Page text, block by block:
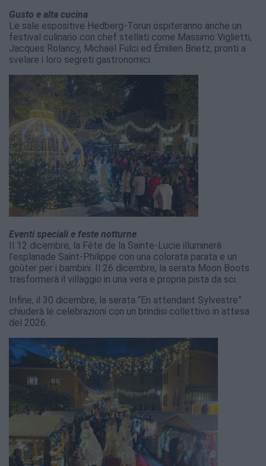
Gusto e alta cucina
Le sale espositive Hedberg-Torun ospiteranno anche un
festival culinario con chef stellati come Massimo Viglietti,
Jacques Rolancy, Michaël Fulci ed Émilien Brietz, pronti a
svelare i loro segreti gastronomici.
Eventi speciali e feste notturne
Il 12 dicembre, la Fête de la Sainte-Lucie illuminerà
l’esplanade Saint-Philippe con una colorata parata e un
goûter per i bambini. Il 26 dicembre, la serata Moon Boots
trasformerà il villaggio in una vera e propria pista da sci.
Infine, il 30 dicembre, la serata “En attendant Sylvestre”
chiuderà le celebrazioni con un brindisi collettivo in attesa
del 2026.